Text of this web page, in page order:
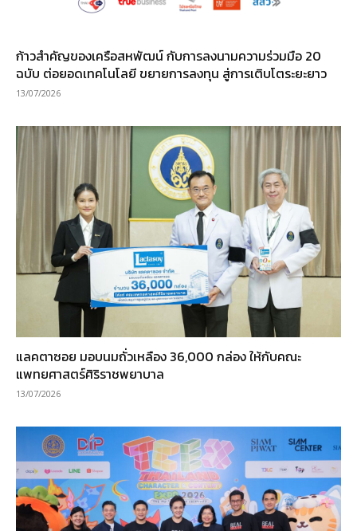
ก้าวสำคัญของเครือสหพัฒน์ กับการลงนามความร่วมมือ 20
ฉบับ ต่อยอดเทคโนโลยี ขยายการลงทุน สู่การเติบโตระยะยาว
13/07/2026
แลคตาซอย มอบนมถั่วเหลือง 36,000 กล่อง ให้กับคณะ
แพทยศาสตร์ศิริราชพยาบาล
13/07/2026